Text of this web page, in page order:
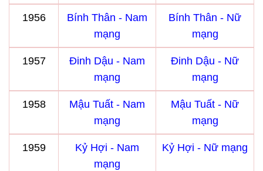
1956
Bính Thân - Nam
mạng
Bính Thân - Nữ
mạng
1957
Đinh Dậu - Nam
mạng
Đinh Dậu - Nữ
mạng
1958
Mậu Tuất - Nam
mạng
Mậu Tuất - Nữ
mạng
1959
Kỷ Hợi - Nam
mạng
Kỷ Hợi - Nữ mạng